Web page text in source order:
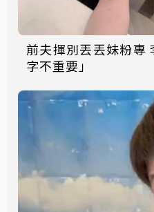
前夫揮別丟丟妹粉專
字不重要」